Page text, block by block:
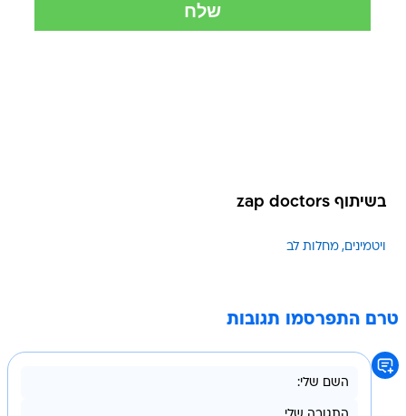
בשיתוף zap doctors
ויטמינים מחלות לב
טרם התפרסמו תגובות